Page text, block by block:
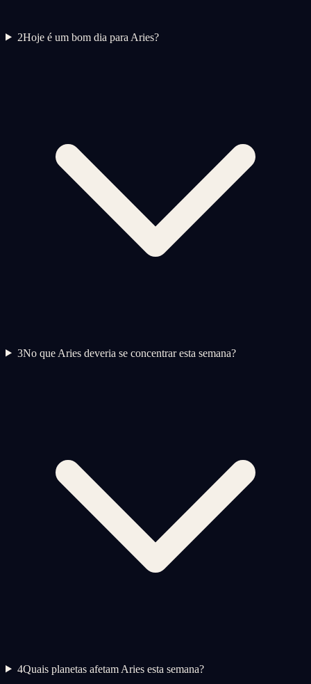
2Hoje é um bom dia para Aries?
3No que Aries deveria se concentrar esta semana?
4Quais planetas afetam Aries esta semana?